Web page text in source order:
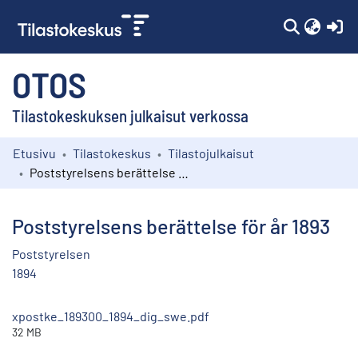
OTOS
Tilastokeskuksen julkaisut verkossa
Kokoelmat
Etusivu Tilastokeskus
Tilastojulkaisut
Poststyrelsens berättelse för år 1893
Poststyrelsen
1894
xpostke_189300_1894_dig_swe.pdf
32 MB